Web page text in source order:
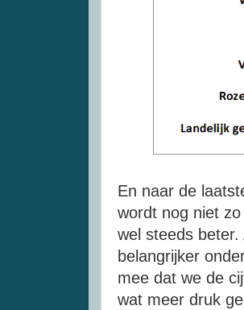
En naar de
wordt nog niet
wel steeds
belangrijker
mee dat we de
wat meer druk